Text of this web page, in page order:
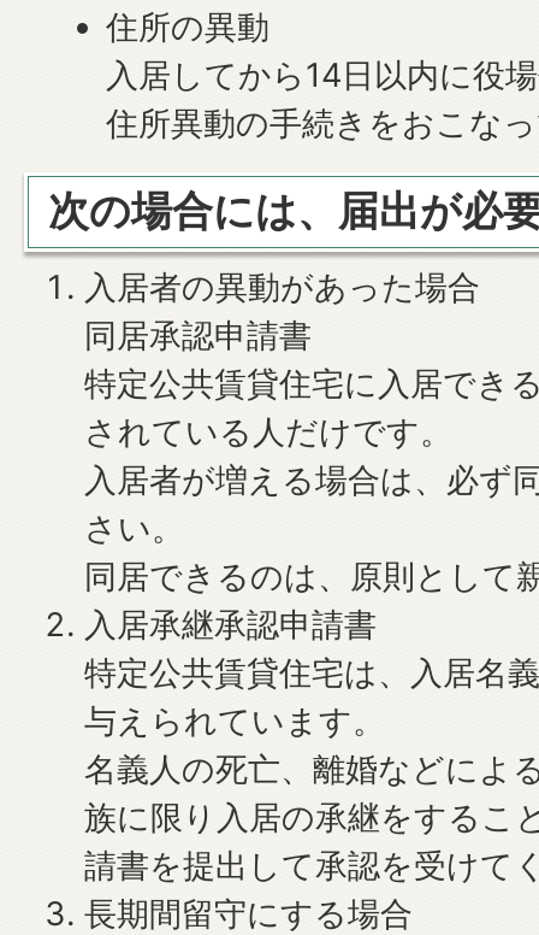
住所の異動
入居してから14日以内に役
住所異動の手続きをおこな
次の場合には、届出が必
入居者の異動があった場合
同居承認申請書
特定公共賃貸住宅に入居でき
されている人だけです。
入居者が増える場合は、必ず
さい。
同居できるのは、原則として
入居承継承認申請書
特定公共賃貸住宅は、入居名
与えられています。
名義人の死亡、離婚などによ
族に限り入居の承継をするこ
請書を提出して承認を受けて
長期間留守にする場合